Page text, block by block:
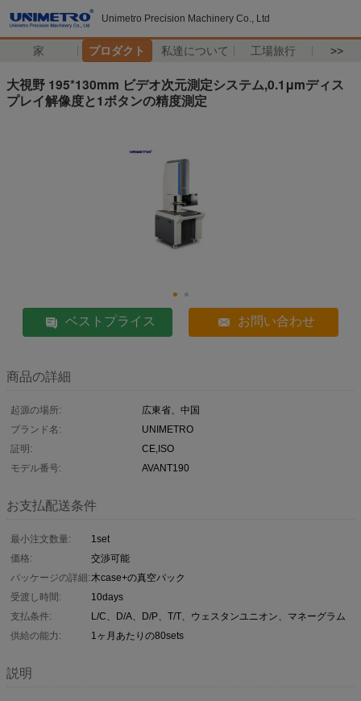
Unimetro Precision Machinery Co., Ltd
家 プロダクト 私達について 工場旅行 >>
大視野 195*130mm ビデオ次元測定システム,0.1μmディス
プレイ解像度と1ボタンの精度測定
ベストプライス お問い合わせ
商品の詳細
起源の場所:
広東省、中国
ブランド名:
UNIMETRO
証明:
CE,ISO
モデル番号:
AVANT190
お支払配送条件
最小注文数量:
1set
価格:
交渉可能
パッケージの詳細:木case+の真空パック
受渡し時間:
10days
支払条件:
L/C、D/A、D/P、T/T、ウェスタンユニオン、マネーグラム
供給の能力:
1ヶ月あたりの80sets
説明